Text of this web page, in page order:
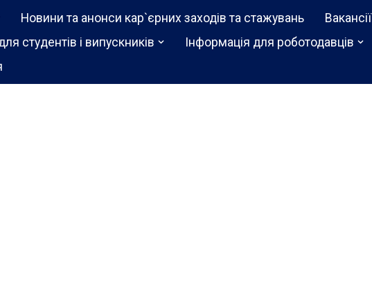
Новини та анонси кар`єрних заходів та стажувань
Вакансії
студентів і випускників
Інформація для роботодавців